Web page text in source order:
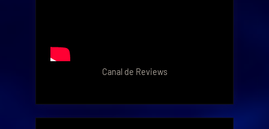
Canal de Reviews